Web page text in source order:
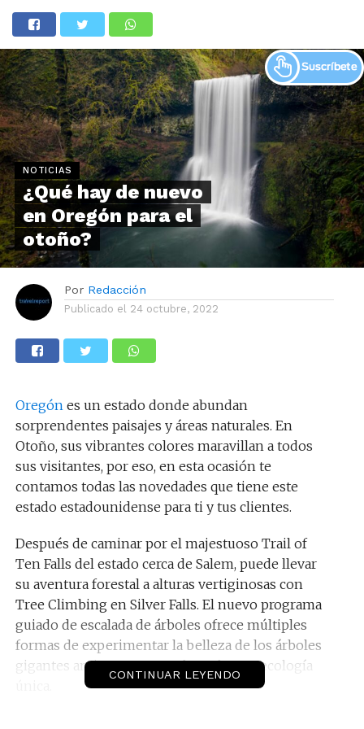
NOTICIAS
¿Qué hay de nuevo
en Oregón para el
otoño?
Por Redacción
Publicado el 24 octubre, 2022
Oregón es un estado donde abundan
sorprendentes paisajes y áreas naturales. En
Otoño, sus vibrantes colores maravillan a todos
sus visitantes, por eso, en esta ocasión te
contamos todas las novedades que tiene este
estado estadounidense para ti y tus clientes.
Después de caminar por el majestuoso Trail of
Ten Falls del estado cerca de Salem, puede llevar
su aventura forestal a alturas vertiginosas con
Tree Climbing en Silver Falls. El nuevo programa
guiado de escalada de árboles ofrece múltiples
formas de experimentar la belleza de los árboles
gigantes antiguos y aprender sobre su ecología
CONTINUAR LEYENDO